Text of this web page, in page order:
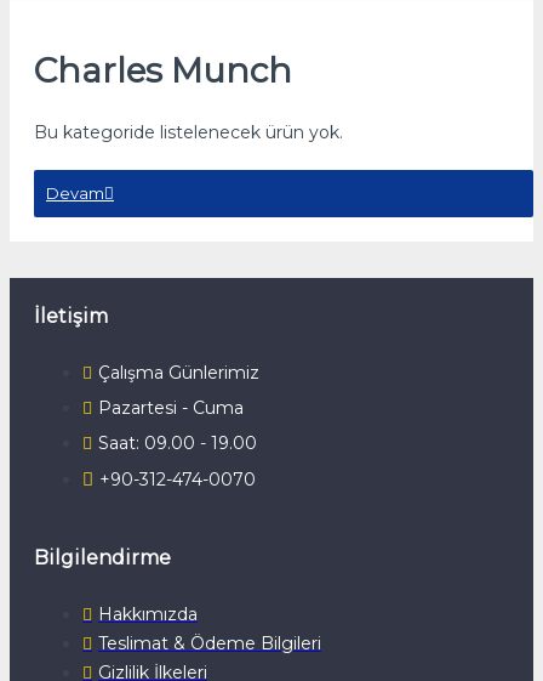
Charles Munch
Bu kategoride listelenecek ürün yok.
Devam
İletişim
Çalışma Günlerimiz
Pazartesi - Cuma
Saat: 09.00 - 19.00
+90-312-474-0070
Bilgilendirme
Hakkımızda
Teslimat & Ödeme Bilgileri
Gizlilik İlkeleri